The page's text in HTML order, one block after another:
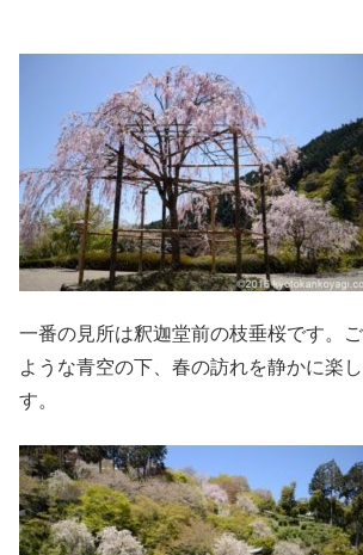
一番の見所は釈迦堂前の枝垂桜です。
ような青空の下、春の訪れを静かに楽
す。